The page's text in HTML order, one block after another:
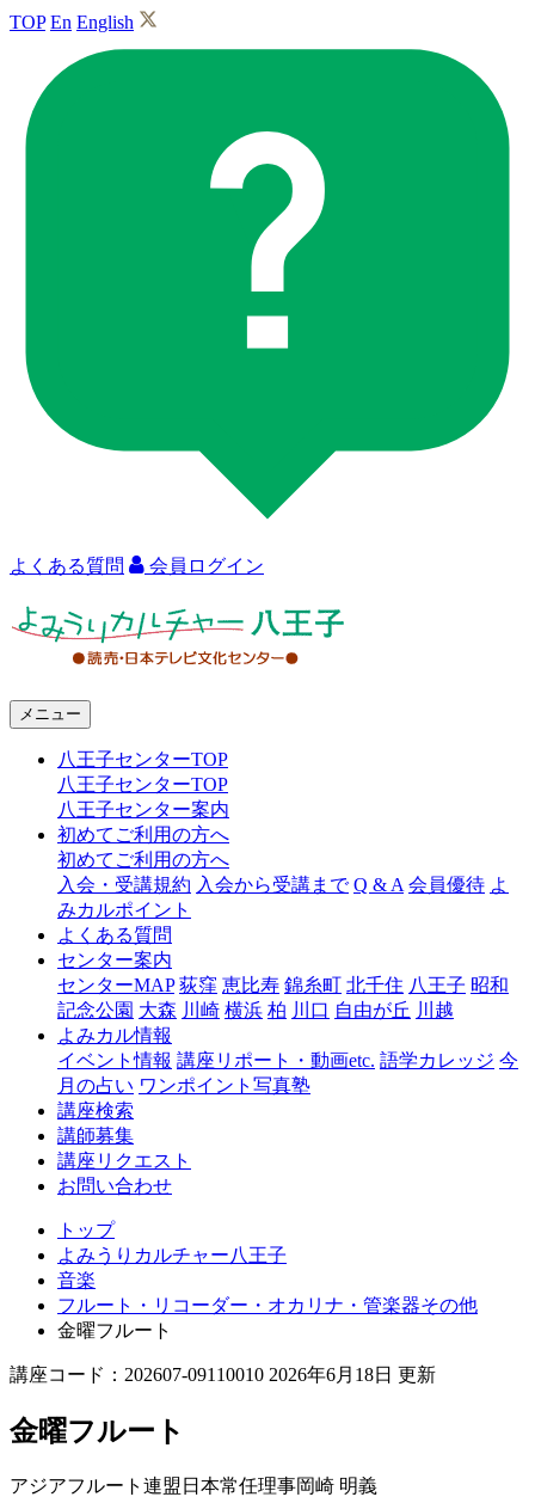
TOP En English
よくある質問 会員ログイン
ャ
王
メニュー
八王子センターTOP
八王子センターTOP
八王子センター案内
初めてご利用の方へ
初めてご利用の方へ
入会・受講規約 入会から受講まで Q & A 会員優待 よ
みカルポイント
よくある質問
センター案内
センターMAP 荻窪 恵比寿 錦糸町 北千住 八王子 昭和
記念公園 大森 川崎 横浜 柏 川口 自由が丘 川越
よみカル情報
イベント情報 講座リポート・動画etc. 語学カレッジ 今
月の占い ワンポイント写真塾
講座検索
講師募集
講座リクエスト
お問い合わせ
トップ
よみうりカルチャー八王子
音楽
フルート・リコーダー・オカリナ・管楽器その他
金曜フルート
講座コード：202607-09110010 2026年6月18日 更新
金曜フルート
アジアフルート連盟日本常任理事岡崎 明義